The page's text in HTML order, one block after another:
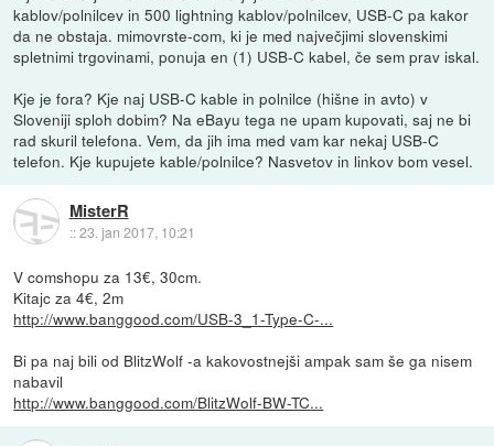
kablov/polnilcev in 500 lightning kablov/polnilcev, USB-C pa kakor
da ne obstaja. mimovrste-com, ki je med največjimi slovenskimi
spletnimi trgovinami, ponuja en (1) USB-C kabel, če sem prav iskal.
Kje je fora? Kje naj USB-C kable in polnilce (hišne in avto) v
Sloveniji sploh dobim? Na eBayu tega ne upam kupovati, saj ne bi
rad skuril telefona. Vem, da jih ima med vam kar nekaj USB-C
telefon. Kje kupujete kable/polnilce? Nasvetov in linkov bom vesel.
MisterR
::23. jan 2017, 10:21
V comshopu za 13€, 30cm.
Kitajc za 4€, 2m
http://www.banggood.com/USB-3_1-Type-C-...
Bi pa naj bili od BlitzWolf -a kakovostnejši ampak sam še ga nisem
nabavil
http://www.banggood.com/BlitzWolf-BW-TC...